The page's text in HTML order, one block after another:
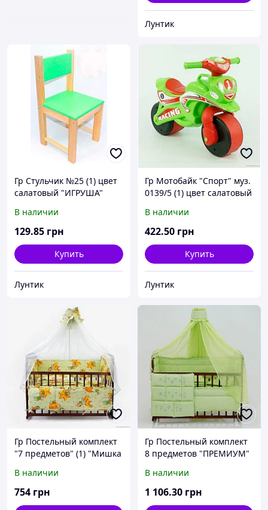
Лунтик
Гр Стульчик №25 (1) цвет
салатовый "ИГРУША"
В наличии
129.85 грн
Купить
Лунтик
Гр Мотобайк "Спорт" муз.
0139/5 (1) цвет салатовый
В наличии
422.50 грн
Купить
Лунтик
Гр Постельный комплект
"7 предметов" (1) "Мишка
салатовый ТМ Беби-Текс
В наличии
754 грн
Гр Постельный комплект
8 предметов "ПРЕМИУМ"
салатовый ТМ Беби-Текс
В наличии
1 106.30 грн